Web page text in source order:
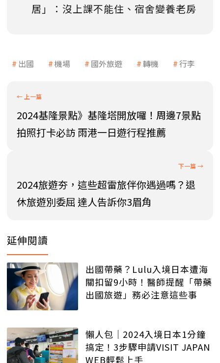
居」：沒上課不能住、宿舍變養老房
出國 機場 國外旅遊 轉機 行李
2024基隆景點》基隆塔開放囉！周邊7景點
拍照打卡必訪 雨港一日遊行程推薦
2024旅遊夯，這些超雷旅伴你遇過嗎？退
休旅遊別委屈 達人告訴你3眉角
延伸閱讀
出國帶藥？Lulu入境日本遭海
關扣留9小時！醫師提醒「帶藥
出國旅遊」務必注意這些事
懶人包｜2024入境日本1分鐘
搞定！3步驟申請VISIT JAPAN
WEB輕鬆上手